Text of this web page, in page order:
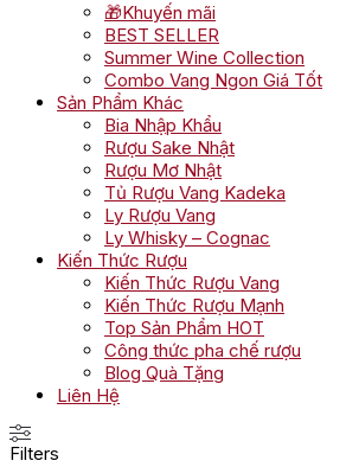
🎁Khuyến mãi
BEST SELLER
Summer Wine Collection
Combo Vang Ngon Giá Tốt
Sản Phẩm Khác
Bia Nhập Khẩu
Rượu Sake Nhật
Rượu Mơ Nhật
Tủ Rượu Vang Kadeka
Ly Rượu Vang
Ly Whisky – Cognac
Kiến Thức Rượu
Kiến Thức Rượu Vang
Kiến Thức Rượu Mạnh
Top Sản Phẩm HOT
Công thức pha chế rượu
Blog Quà Tặng
Liên Hệ
Filters